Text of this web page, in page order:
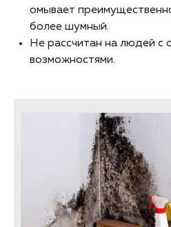
омывает
более шумный.
Не рассчитан на людей с
возможностями.